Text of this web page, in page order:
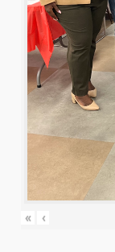
« ‹